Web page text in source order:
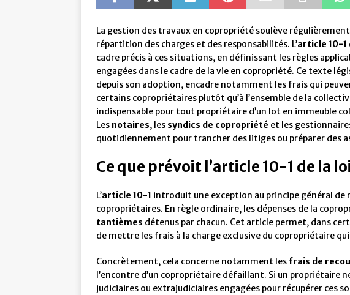
La gestion des travaux en copropriété soulève
répartition des charges et des responsabilités. L’article 10-1
cadre précis à ces situations, en définissant les règles
engagées dans le cadre de la vie en copropriété. Ce texte
depuis son adoption, encadre notamment les frais qui
certains copropriétaires plutôt qu’à l’ensemble de la
indispensable pour tout propriétaire d’un lot en immeuble
Les notaires, les syndics de copropriété et les
quotidiennement pour trancher des litiges ou préparer des
Ce que prévoit l’article 10-1 de la
L’article 10-1 introduit une exception au principe général
copropriétaires. En règle ordinaire, les dépenses de la
tantièmes détenus par chacun. Cet article permet, dans
de mettre les frais à la charge exclusive du copropriétaire qui
Concrètement, cela concerne notamment les frais de
l’encontre d’un copropriétaire défaillant. Si un propriétaire
judiciaires ou extrajudiciaires engagées pour récupérer ces